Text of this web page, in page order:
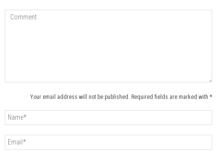
Your email address will not be published. Required fields are marked with *